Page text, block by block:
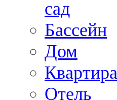
сад
Бассейн
Дом
Квартира
Отель